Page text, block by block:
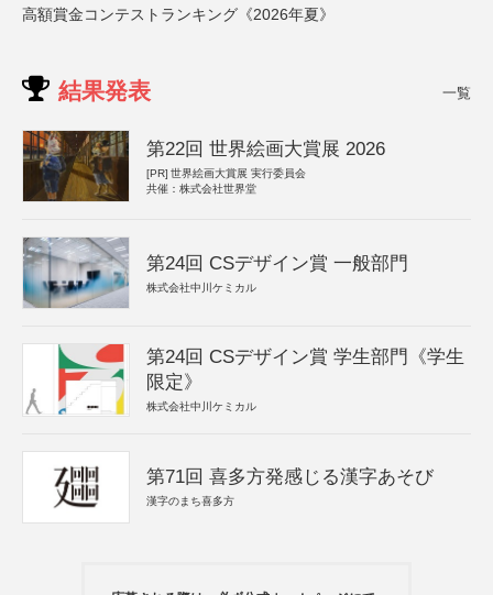
高額賞金コンテストランキング《2026年夏》
結果発表 一覧
第22回 世界絵画大賞展 2026
[PR] 世界絵画大賞展 実行委員会
共催：株式会社世界堂
第24回 CSデザイン賞 一般部門
株式会社中川ケミカル
第24回 CSデザイン賞 学生部門《学生
限定》
株式会社中川ケミカル
第71回 喜多方発感じる漢字あそび
漢字のまち喜多方